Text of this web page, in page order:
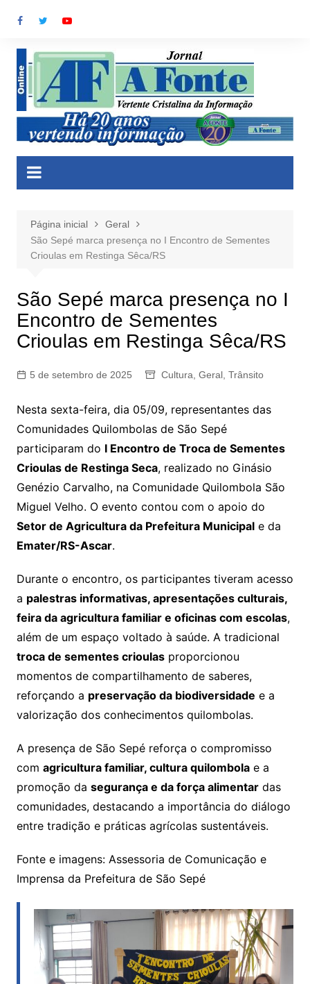
para
conteúdo
Página inicial
Geral
São Sepé marca presença no I Encontro de Sementes
Crioulas em Restinga Sêca/RS
São Sepé marca presença no I
Encontro de Sementes
Crioulas em Restinga Sêca/RS
5 de setembro de 2025 Cultura Geral, Trânsito
Nesta sexta-feira, dia 05/09, representantes das
Comunidades Quilombolas de São Sepé
participaram do I Encontro de Troca de Sementes
Crioulas de Restinga Seca, realizado no Ginásio
Genézio Carvalho, na Comunidade Quilombola São
Miguel Velho. O evento contou com o apoio do
Setor de Agricultura da Prefeitura Municipale da
Emater/RS-Ascar.
Durante o encontro, os participantes tiveram acesso
a palestras informativas, apresentações culturais,
feira da agricultura familiar e oficinas com escolas,
além de um espaço voltado à saúde. A tradicional
troca de sementes crioulasproporcionou
momentos de compartilhamento de saberes,
reforçando a preservação da biodiversidade e a
valorização dos conhecimentos quilombolas.
A presença de São Sepé reforça o compromisso
com agricultura familiar, cultura quilombolae a
promoção da segurança e da força alimentardas
comunidades, destacando a importância do diálogo
entre tradição e práticas agrícolas sustentáveis.
Fonte e imagens: Assessoria de Comunicação e
Imprensa da Prefeitura de São Sepé